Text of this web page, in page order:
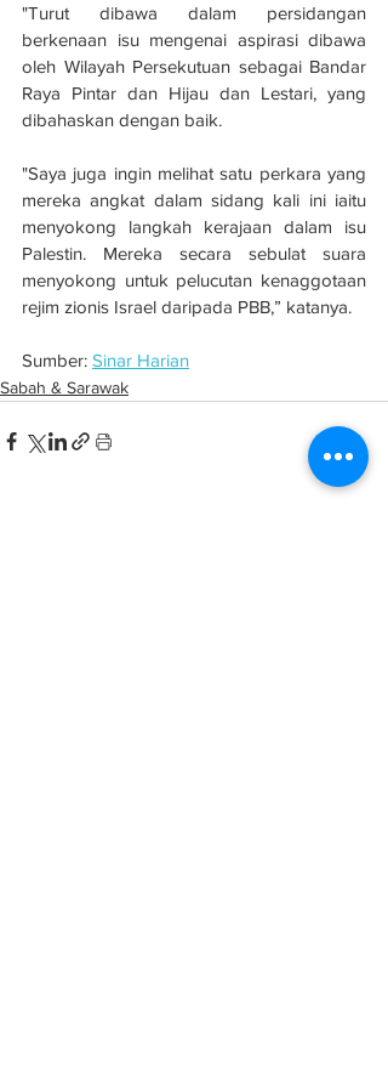
"Turut dibawa dalam persidangan
berkenaan isu mengenai aspirasi dibawa
oleh Wilayah Persekutuan sebagai Bandar
Raya Pintar dan Hijau dan Lestari, yang
dibahaskan dengan baik.
"Saya juga ingin melihat satu perkara yang
mereka angkat dalam sidang kali ini iaitu
menyokong langkah kerajaan dalam isu
Palestin. Mereka secara sebulat suara
menyokong untuk pelucutan kenaggotaan
rejim zionis Israel daripada PBB,” katanya.
Sumber: Sinar Harian
Sabah & Sarawak